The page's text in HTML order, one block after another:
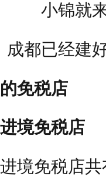
小锦就
成都已经建
免税店
境免税店
境免税店